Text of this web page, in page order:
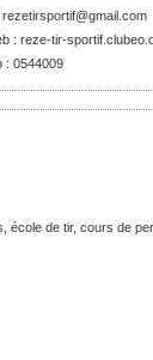
rezetirsportif@gmail.com
: reze-tir-
: 0544009
école de tir, cours de